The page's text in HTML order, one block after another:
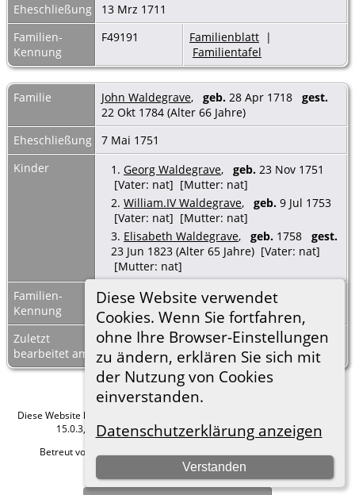
Diese Website verwendet
Cookies. Wenn Sie fortfahren,
ohne Ihre Browser-Einstellungen
zu ändern, erklären Sie sich mit
der Nutzung von Cookies
einverstanden.
Datenschutzerklärung anzeigen
Verstanden
Eheschließung
13 Mrz 1711
Familien-
Kennung
F49191 Familienblatt |
Familientafel
Familie John Waldegrave, geb. 28 Apr 1718 gest.
22 Okt 1784 (Alter 66 Jahre)
Eheschließung
7 Mai 1751
Kinder
1. Georg Waldegrave, geb. 23 Nov 1751
[Vater: nat] [Mutter: nat]
2. William.IV Waldegrave, geb. 9 Jul 1753
[Vater: nat] [Mutter: nat]
3. Elisabeth Waldegrave, geb. 1758 gest.
23 Jun 1823 (Alter 65 Jahre) [Vater: nat]
[Mutter: nat]
Familien-
Kennung
F38795 Familienblatt|
Familientafel
Zuletzt
bearbeitet am
8 Mrz 2023
Diese Website läuft mit
15.0.3, programmiert von Darrin Lythgoe © 2001-2026.
Betreut von
Hier geht es zum Impressum